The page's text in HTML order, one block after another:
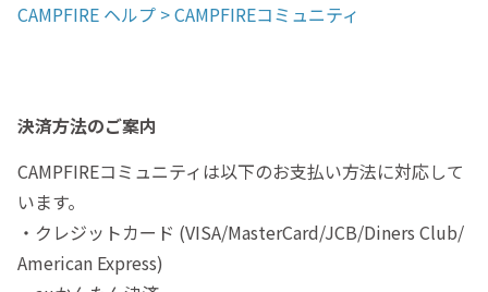
CAMPFIRE ヘルプ > CAMPFIREコミュニティ
決済方法のご案内
CAMPFIREコミュニティは以下のお支払い方法に対応して
います。
・クレジットカード (VISA/MasterCard/JCB/Diners Club/
American Express)